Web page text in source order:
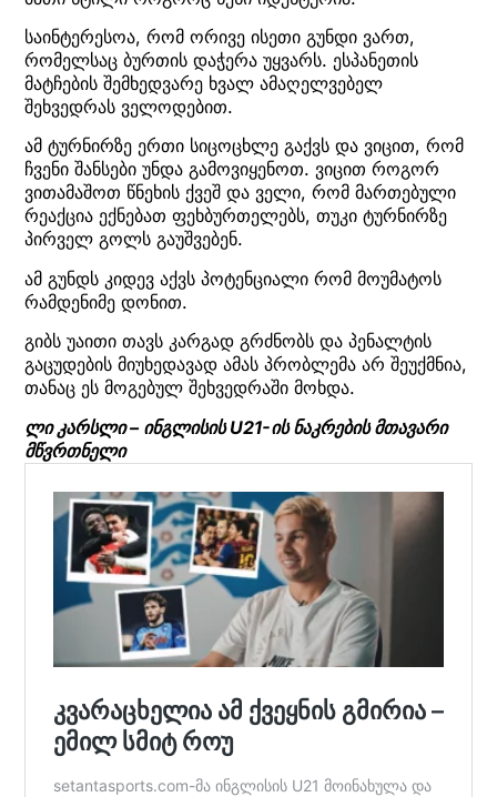
საინტერესოა, რომ ორივე ისეთი გუნდი ვართ,
რომელსაც ბურთის დაჭერა უყვარს. ესპანეთის
მატჩების შემხედვარე ხვალ ამაღელვებელ
შეხვედრას ველოდებით.
ამ ტურნირზე ერთი სიცოცხლე გაქვს და ვიცით, რომ
ჩვენი შანსები უნდა გამოვიყენოთ. ვიცით როგორ
ვითამაშოთ წნეხის ქვეშ და ველი, რომ მართებული
რეაქცია ექნებათ ფეხბურთელებს, თუკი ტურნირზე
პირველ გოლს გაუშვებენ.
ამ გუნდს კიდევ აქვს პოტენციალი რომ მოუმატოს
რამდენიმე დონით.
გიბს უაითი თავს კარგად გრძნობს და პენალტის
გაცუდების მიუხედავად ამას პრობლემა არ შეუქმნია,
თანაც ეს მოგებულ შეხვედრაში მოხდა.
ლი კარსლი – ინგლისის U21-ის ნაკრების მთავარი
მწვრთნელი